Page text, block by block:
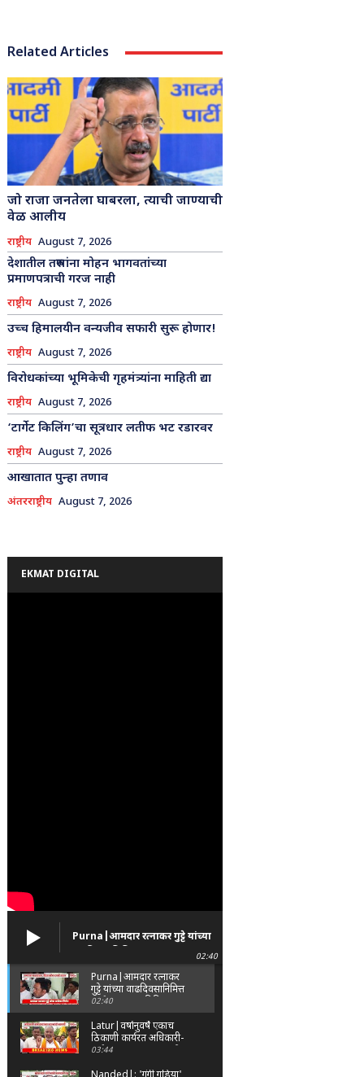
Related Articles
जो राजा जनतेला घाबरला, त्याची जाण्याची
वेळ आलीय
राष्ट्रीय August 7, 2026
देशातील तरुणांना मोहन भागवतांच्या
प्रमाणपत्राची गरज नाही
राष्ट्रीय August 7, 2026
उच्च हिमालयीन वन्यजीव सफारी सुरू होणार!
राष्ट्रीय August 7, 2026
विरोधकांच्या भूमिकेची गृहमंत्र्यांना माहिती द्या
राष्ट्रीय August 7, 2026
‘टार्गेट किलिंग’चा सूत्रधार लतीफ भट रडारवर
राष्ट्रीय August 7, 2026
आखातात पुन्हा तणाव
अंतरराष्ट्रीय August 7, 2026
EKMAT DIGITAL
Purna|आमदार रत्नाकर गुट्टे यांच्या
वाढदिवसानिमित्त पूर्णा तालुक्यात
विविध सामाजिक उपक्रम
02:40
Purna|आमदार रत्नाकर
गुट्टे यांच्या वाढदिवसानिमित्त
पूर्णा तालुक्यात विविध
सामाजिक उपक्रम
02:40
Latur|वर्षानुवर्षे एकाच
ठिकाणी कार्यरत अधिकारी-
कर्मचाऱ्यांच्या बदल्यांसाठी
03:44